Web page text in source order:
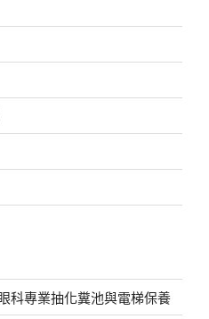
科專業抽化糞池與電梯保養